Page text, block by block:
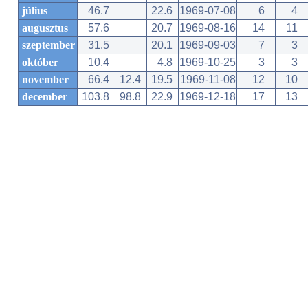
július
46.7 22.6 1969-07-08 6
4
augusztus
57.6 20.7 1969-08-16 14
11
szeptember
31.5 20.1 1969-09-03 7
3
október
10.4 4.8 1969-10-25 3
3
november
66.4 12.4 19.5 1969-11-08 12
10
december
103.8 98.8 22.9 1969-12-18 17 13